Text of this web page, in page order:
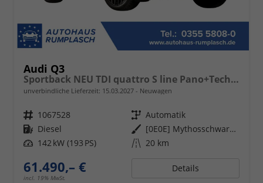
Audi Q3
Sportback NEU TDI quattro S line Pano+TechPro+Matrix+AHK+HUD+Alu20+KlimaPlus+DCC+SONOS
unverbindliche Lieferzeit: 15.03.2027 Neuwagen
Fahrzeugnr. 1067528 Getriebe Automatik
Kraftstoff Diesel Außenfarbe
[0E0E] Mythosschwarz Metallic
Leistung 142 kW (193 PS) Kilometerstand 20 km
61.490,– €
incl. 19% MwSt.
Details